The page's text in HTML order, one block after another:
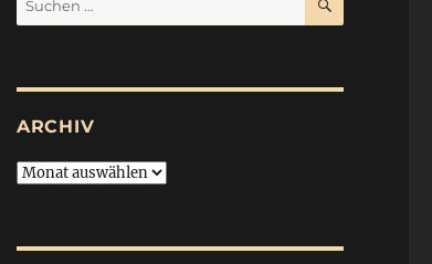
nach:
ARCHIV
Archiv